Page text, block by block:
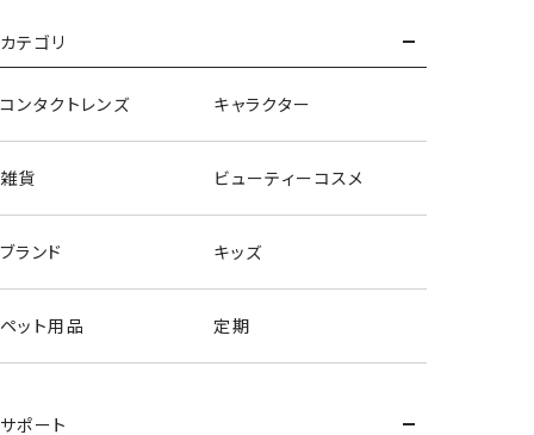
カテゴリ
コンタクトレンズ キャラクター
雑貨 ビューティーコスメ
ブランド キッズ
ペット用品 定期
サポート